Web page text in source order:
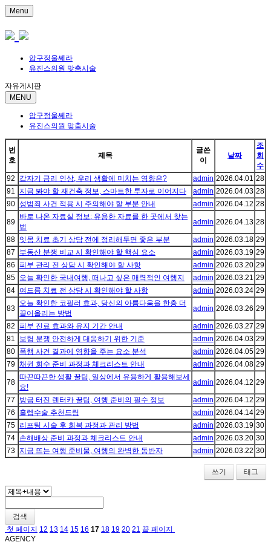
Menu
압구정울쎄라
유진스의원 맞춤시술
자유게시판
MENU
압구정울쎄라
유진스의원 맞춤시술
번
호
제목
글쓴
이
날짜
조
회
수
92
갑자기 금리 인상, 우리 생활에 미치는 영향은? admin 2026.04.01 28
91
지금 봐야 할 재건축 정보, 스마트한 투자로 이어지다 admin 2026.04.03 28
90 성범죄 사건 적용 시 주의해야 할 부분 안내 admin 2026.04.12 28
89
바로 나온 자료실 정보: 유용한 자료를 한 곳에서 찾는
법
admin 2026.04.13 28
88 잇몸 치료 초기 상담 전에 정리해두면 좋은 부분 admin 2026.03.18 29
87
부동산 분쟁 비교 시 확인해야 할 핵심 요소 admin 2026.03.19 29
86 피부 관리 전 상담 시 확인해야 할 사항 admin 2026.03.20 29
85 오늘 확인한 국내여행, 떠나고 싶은 매력적인 여행지 admin 2026.03.21 29
84 여드름 치료 전 상담 시 확인해야 할 사항 admin 2026.03.24 29
83
오늘 확인한 코필러 효과, 당신의 아름다움을 한층 더
끌어올리는 방법
admin 2026.03.26 29
82 피부 진료 효과와 유지 기간 안내 admin 2026.03.27 29
81
보험 분쟁 안전하게 대응하기 위한 기준 admin 2026.04.03 29
80 폭행 사건 결과에 영향을 주는 요소 분석 admin 2026.04.05 29
79 채권 회수 준비 과정과 체크리스트 안내 admin 2026.04.08 29
78
따끈따끈한 생활 꿀팁, 일상에서 유용하게 활용해보세
요!
admin 2026.04.12 29
77 방금 터진 렌터카 꿀팁, 여행 준비의 필수 정보 admin 2026.04.12 29
76
홀렙수술 추천드림 admin 2026.04.14 29
75 리프팅 시술 후 회복 과정과 관리 방법 admin 2026.03.19 30
74 손해배상 준비 과정과 체크리스트 안내 admin 2026.03.20 30
73 지금 뜨는 여행 준비물, 여행의 완벽한 동반자 admin 2026.03.22 30
쓰기 태그
검색
첫 페이지 12 13 14 15 16 17 18 19 20 21 끝 페이지
AGENCY